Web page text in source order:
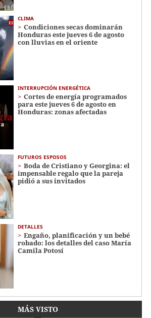
CLIMA
Condiciones secas dominarán
Honduras este jueves 6 de agosto
con lluvias en el oriente
INTERRUPCIÓN ENERGÉTICA
Cortes de energía programados
para este jueves 6 de agosto en
Honduras: zonas afectadas
FUTUROS ESPOSOS
Boda de Cristiano y Georgina: el
impensable regalo que la pareja
pidió a sus invitados
DETALLES
Engaño, planificación y un bebé
robado: los detalles del caso María
Camila Potosí
MÁS VISTO